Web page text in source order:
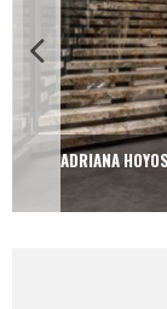
ADRIANA